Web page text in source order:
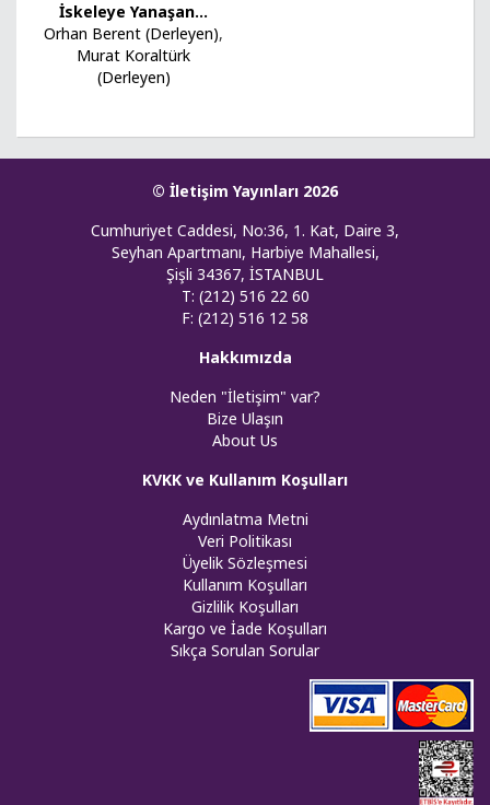
İskeleye Yanaşan...
Orhan Berent (Derleyen),
Murat Koraltürk
(Derleyen)
© İletişim Yayınları 2026
Cumhuriyet Caddesi, No:36, 1. Kat, Daire 3,
Seyhan Apartmanı, Harbiye Mahallesi,
Şişli 34367, İSTANBUL
T: (212) 516 22 60
F: (212) 516 12 58
Hakkımızda
Neden "İletişim" var?
Bize Ulaşın
About Us
KVKK ve Kullanım Koşulları
Aydınlatma Metni
Veri Politikası
Üyelik Sözleşmesi
Kullanım Koşulları
Gizlilik Koşulları
Kargo ve İade Koşulları
Sıkça Sorulan Sorular